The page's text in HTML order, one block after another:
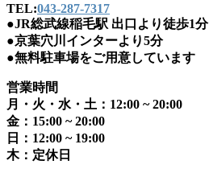
TEL:043-287-7317
●JR総武線稲毛駅 出口より徒歩1分
●京葉穴川インターより5分
●無料駐車場をご用意しています
営業時間
月・火・水・土：12:00 ~ 20:00
金：15:00 ~ 20:00
日：12:00 ~ 19:00
木：定休日